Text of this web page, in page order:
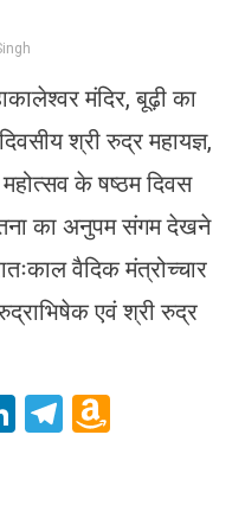
मंदिर, बूढ़ी का
श्री रुद्र महायज्ञ,
के षष्ठम दिवस
का अनुपम संगम देखने
वैदिक मंत्रोच्चार
एवं श्री रुद्र
LinkedIn
Telegram